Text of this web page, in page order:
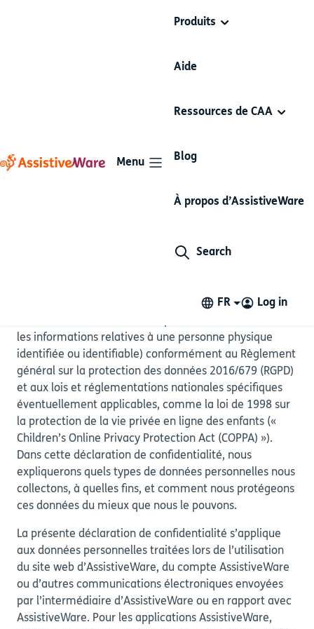
Menu
Produits
Aide
Ressources de CAA
Blog
À propos d’AssistiveWare
Search
FR Log in
de confidentialité
confidentialité de ses utilisateurs.
Le présent document est la déclaration de
que spécifiés dans le présent document) proposés par
Le respect de votre vie privée est important pour nous
les informations relatives à une personne physique
identifiée ou identifiable) conformément au Règlement
général sur la protection des données 2016/679 (RGPD)
et aux lois et réglementations nationales spécifiques
éventuellement applicables, comme la loi de 1998 sur
la protection de la vie privée en ligne des enfants («
Children’s Online Privacy Protection Act (COPPA) »).
Dans cette déclaration de confidentialité, nous
expliquerons quels types de données personnelles nous
collectons, à quelles fins, et comment nous protégeons
ces données du mieux que nous le pouvons.
La présente déclaration de confidentialité s’applique
aux données personnelles traitées lors de l’utilisation
du site web d’AssistiveWare, du compte AssistiveWare
ou d’autres communications électroniques envoyées
par l’intermédiaire d’AssistiveWare ou en rapport avec
AssistiveWare. Pour les applications AssistiveWare,